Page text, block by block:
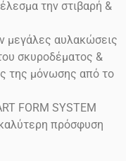
την στιβαρή &
μεγάλες αυλακώσεις
σκυροδέματος &
της μόνωσης από το
FORM SYSTEM
πρόσφυση